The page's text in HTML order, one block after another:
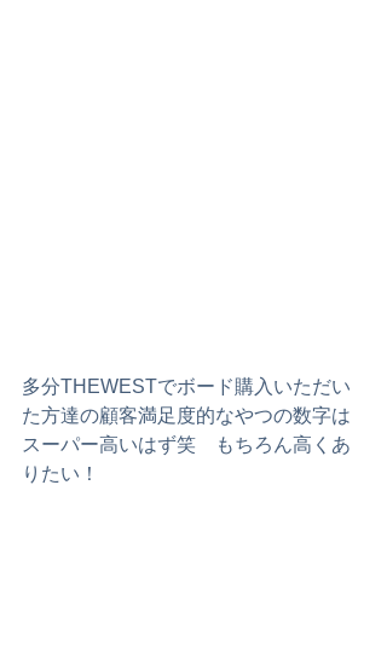
多分THEWESTでボード購入いただい
た方達の顧客満足度的なやつの数字は
スーパー高いはず笑　もちろん高くあ
りたい！